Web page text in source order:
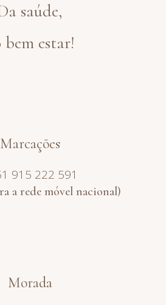
saúde,
bem estar!
Marcações
915 222 591
a rede móvel nacional)
Morada